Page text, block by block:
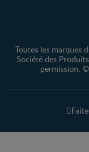
Toutes les marques
Société des
permission.